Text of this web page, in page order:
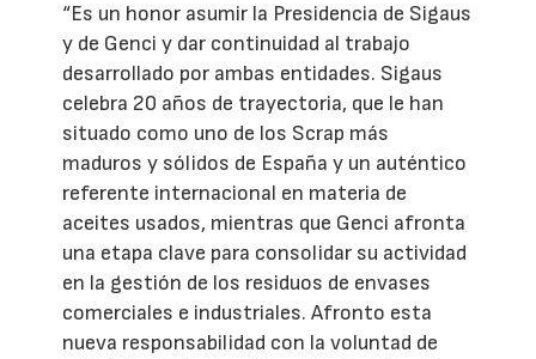
“Es un honor asumir la Presidencia de Sigaus
y de Genci y dar continuidad al trabajo
desarrollado por ambas entidades. Sigaus
celebra 20 años de trayectoria, que le han
situado como uno de los Scrap más
maduros y sólidos de España y un auténtico
referente internacional en materia de
aceites usados, mientras que Genci afronta
una etapa clave para consolidar su actividad
en la gestión de los residuos de envases
comerciales e industriales. Afronto esta
nueva responsabilidad con la voluntad de